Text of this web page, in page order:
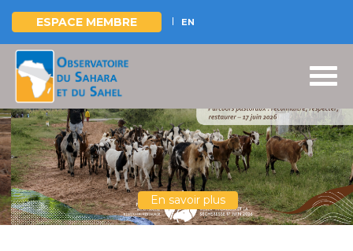
Aller
contenu
principal
ESPACE MEMBRE EN
En savoir plus